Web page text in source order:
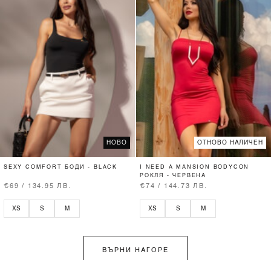
НОВО
SEXY COMFORT БОДИ - BLACK
€69 / 134.95 ЛВ.
XS S M
ОТНОВО НАЛИЧЕН
I NEED A MANSION BODYCON
РОКЛЯ - ЧЕРВЕНА
€74 / 144.73 ЛВ.
XS S M
ВЪРНИ НАГОРЕ